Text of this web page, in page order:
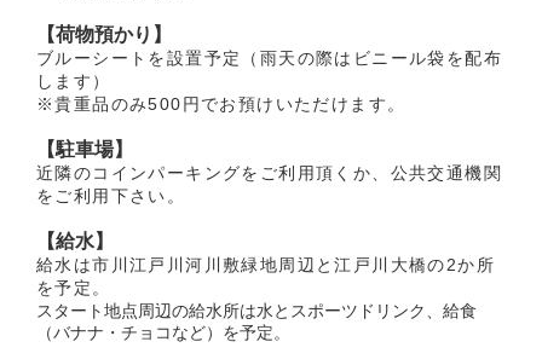
【荷物預かり】
ブルーシートを設置予定（雨天の際はビニール袋を配布
します）
※貴重品のみ500円でお預けいただけます。
【駐車場】
近隣のコインパーキングをご利用頂くか、公共交通機関
をご利用下さい。
【給水】
給水は市川江戸川河川敷緑地周辺と江戸川大橋の2か所
を予定。
スタート地点周辺の給水所は水とスポーツドリンク、給食
（バナナ・チョコなど）を予定。